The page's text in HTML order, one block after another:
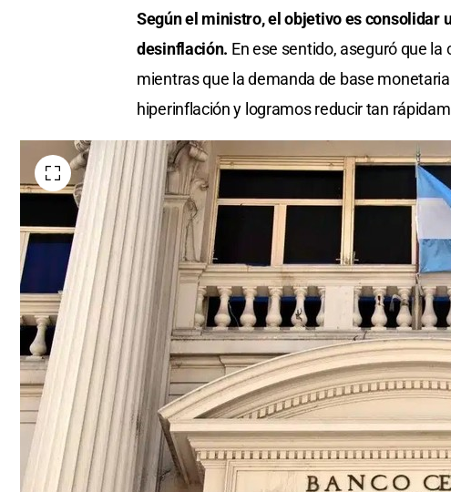
Según el ministro, el objetivo es consolidar
desinflación. En ese sentido, aseguró que
mientras que la demanda de base
hiperinflación y logramos reducir tan